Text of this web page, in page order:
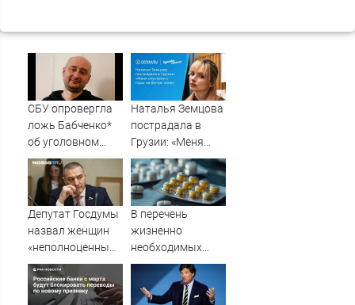
СБУ опровергла
ложь Бабченко*
об уголовном
деле
Наталья Земцова
пострадала в
Грузии: «Меня
спускали с горы
на белом коне»
Депутат Госдумы
назвал женщин
«неполноценными».
И даже привел
аргумент
В перечень
жизненно
необходимых
лекарств
добавили еще
пять препаратов